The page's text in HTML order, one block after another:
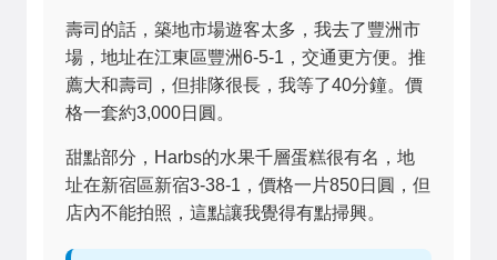
壽司的話，築地市場遊客太多，我去了豐洲市
場，地址在江東區豐洲6-5-1，交通更方便。推
薦大和壽司，但排隊很長，我等了40分鐘。價
格一套約3,000日圓。
甜點部分，Harbs的水果千層蛋糕很有名，地
址在新宿區新宿3-38-1，價格一片850日圓，但
店內不能拍照，這點讓我覺得有點掃興。